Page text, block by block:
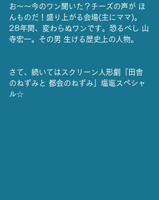
お〜〜今のワン聞いた？チーズの声が ほ
んものだ！盛り上がる会場(主にママ)。
28年間、変わらぬワンです。恐るべし 山
寺宏一。その男 生ける歴史上の人物。
さて、続いてはスクリーン人形劇『田舎
のねずみと 都会のねずみ』塩竈スペシャ
ル☆